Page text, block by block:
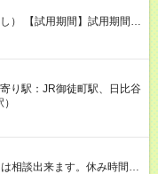
間あ
給与は本採用時と同じで
り駅：JR御徒町駅、日比谷
相談出来ます。休み時間は